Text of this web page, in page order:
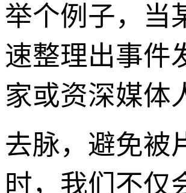
举个例子，当
速整理出事件
家或资深媒体
去脉，避免被
时，我们不仅